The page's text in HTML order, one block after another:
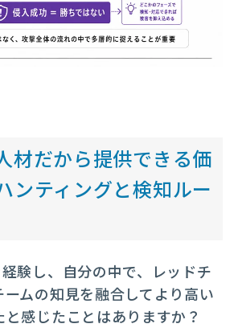
材だから提供できる価
ンティングと検知ルー
験し、自分の中で、レッドチ
ムの知見を融合してより高い
感じたことはありますか？